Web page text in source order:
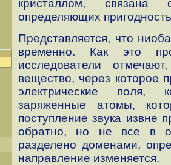
кристаллом,
определяющих
Представляется, что
временно. Как это
исследователи
вещество, через которое
электрические поля,
заряженные атомы,
поступление звука извне
обратно, но не все в
разделено доменами,
направление изменяется.